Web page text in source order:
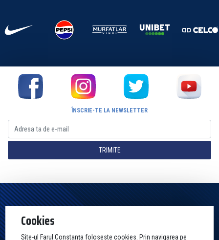
ÎNSCRIE-TE LA NEWSLETTER
TRIMITE
Cookies
Site-ul Farul Constanța foloseste cookies. Prin navigarea pe